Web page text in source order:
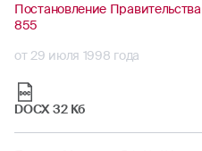
DOCX 32 Кб
Постановление
855
от 29 июля 1998 года